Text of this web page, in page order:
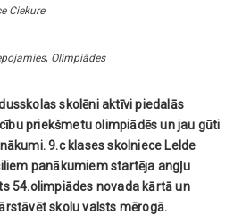
Ciekure
, Olimpiādes
skolēni aktīvi piedalās
priekšmetu olimpiādēs un jau gūti
9.c klases skolniece Lelde
panākumiem startēja angļu
54.olimpiādes novada kārtā un
skolu valsts mērogā.